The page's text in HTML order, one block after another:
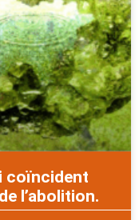
coïncident
l’abolition.